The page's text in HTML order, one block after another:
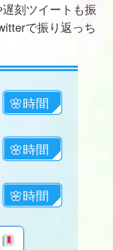
刻ツイートも振
で振り返っち